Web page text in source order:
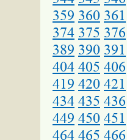
359 360 361
374 375 376
389 390 391
404 405 406
419 420 421
434 435 436
449 450 451
464 465 466